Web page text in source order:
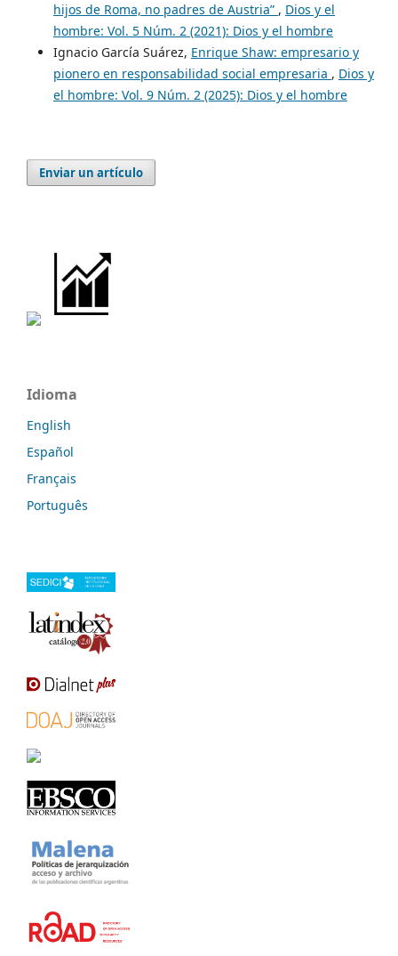
hijos de Roma, no padres de Austria” , Dios y el
hombre: Vol. 5 Núm. 2 (2021): Dios y el hombre
Ignacio García Suárez, Enrique Shaw: empresario y
pionero en responsabilidad social empresaria , Dios y
el hombre: Vol. 9 Núm. 2 (2025): Dios y el hombre
Enviar un artículo
Idioma
English
Español
Français
Português